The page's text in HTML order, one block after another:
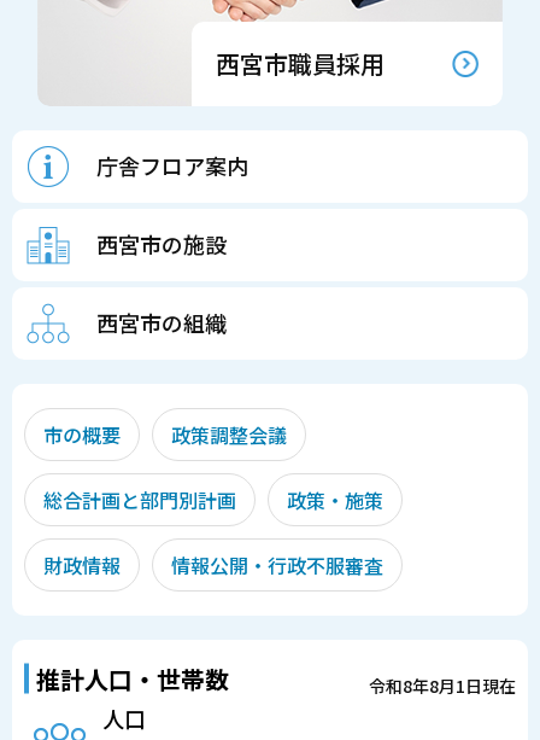
西宮市職員採用
庁舎フロア案内
西宮市の施設
西宮市の組織
市の概要 政策調整会議
総合計画と部門別計画 政策・施策
財政情報 情報公開・行政不服審査
推計人口・世帯数 令和8年8月1日現在
人口